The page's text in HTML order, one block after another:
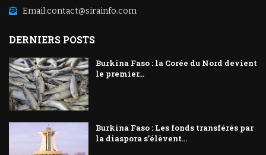
Email:contact@sirainfo.com
DERNIERS POSTS
Burkina Faso : la Corée du Nord devient
le premier...
Burkina Faso : Les fonds transférés par
la diaspora s’élèvent...